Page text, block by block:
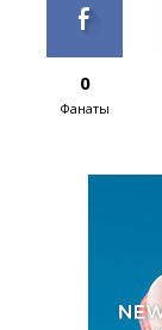
0
Фанаты